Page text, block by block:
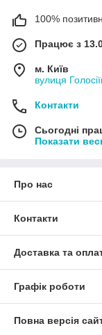
100%
Працює з
м. Київ
вулиця
Контакти
Сьогодні
Показати
Про нас
Контакти
Доставка та
Графік роботи
Повна версія